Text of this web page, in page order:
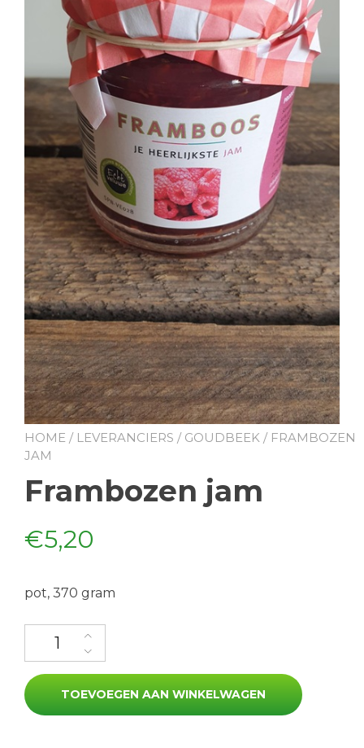
HOME / LEVERANCIERS / GOUDBEEK / FRAMBOZEN
JAM
Frambozen jam
€5,20
pot, 370 gram
Frambozen jam aantal
TOEVOEGEN AAN WINKELWAGEN